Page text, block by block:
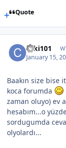
Quote
caki101
January 15,
Baakın size bise
koca forumda
zaman oluyo) ev
hesabım...o
sordugumda
olyolardı...